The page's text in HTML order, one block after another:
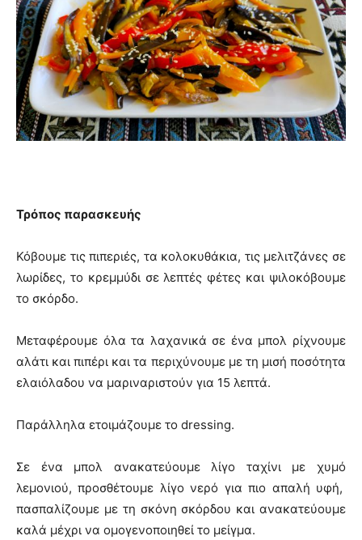
Τρόπος παρασκευής
Κόβουμε τις πιπεριές, τα κολοκυθάκια, τις μελιτζάνες σε
λωρίδες, το κρεμμύδι σε λεπτές φέτες και ψιλοκόβουμε
το σκόρδο.
Μεταφέρουμε όλα τα λαχανικά σε ένα μπολ ρίχνουμε
αλάτι και πιπέρι και τα περιχύνουμε με τη μισή ποσότητα
ελαιόλαδου να μαριναριστούν για 15 λεπτά.
Παράλληλα ετοιμάζουμε το dressing.
Σε ένα μπολ ανακατεύουμε λίγο ταχίνι με χυμό
λεμονιού, προσθέτουμε λίγο νερό για πιο απαλή υφή,
πασπαλίζουμε με τη σκόνη σκόρδου και ανακατεύουμε
καλά μέχρι να ομογενοποιηθεί το μείγμα.